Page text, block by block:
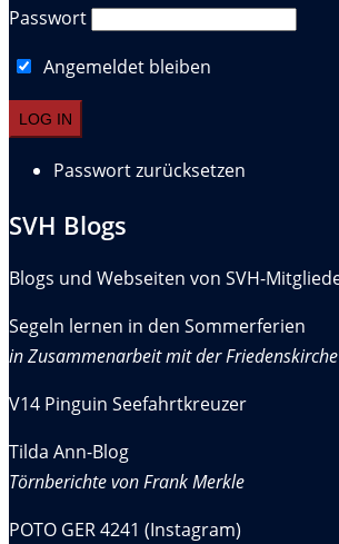
Passwort
Angemeldet bleiben
Passwort zurücksetzen
SVH Blogs
Blogs und Webseiten von SVH-
Segeln lernen in den Sommerferien
in Zusammenarbeit mit der Friedenskirche
V14 Pinguin Seefahrtkreuzer
Tilda Ann-Blog
Törnberichte von Frank Merkle
POTO GER 4241 (Instagram)